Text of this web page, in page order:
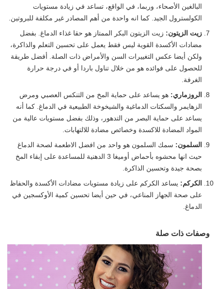
البالغين الأصحاء، وربما، في الواقع، تساعد في زيادة مستويات
الكولسترول الجيد. كما انه واحدة من أهم المصادر غير مكلفة للبروتين.
زيت الزيتون: زيت الزيتون البكر الممتاز هو حقا غذاء الدماغ. بفضل
مضادات الأكسدة القوية ليس فقط يعمل على تحسين التعلم والذاكرة،
ولكن أيضا عكس التغييرات السن والأمراض ذات الصلة. أفضل طريقة
للحصول على فوائده هو من خلال تناول باردا أو في درجة حرارة
الغرفة.
الروزماري: هو يساعد على حماية المخ من التنكس العصبي ومرض
الزهايمر والسكتات الدماغية والشيخوخة الطبيعية في الدماغ. كما أنه
يساعد على حماية البصر من التدهور، وذلك بفضل مستويات عالية من
المواد المضادة للاكسدة وخصائص مضادة للالتهابات.
السلمون: سمك السلمون هو واحد من افضل الاطعمة لصحة الدماغ
حيث انها محشوه بأحماض أوميغا 3 الدهنية للمساعدة على إبقاء المخ
بصحة جيدة وتحسين الذاكرة.
الكركم: يساعد الكركم على زيادة مستويات مضادات الأكسدة والحفاظ
على صحة الجهاز المناعي، في حين أيضا تحسين كمية الأوكسجين في
الدماغ.
وصفات ذات صلة